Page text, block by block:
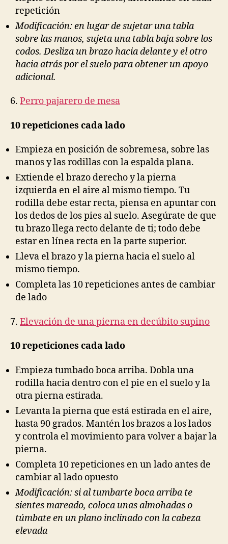
repetición
Modificación: en lugar de sujetar una tabla
sobre las manos, sujeta una tabla baja sobre los
codos. Desliza un brazo hacia delante y el otro
hacia atrás por el suelo para obtener un apoyo
adicional.
6. Perro pajarero de mesa
10 repeticiones cada lado
Empieza en posición de sobremesa, sobre las
manos y las rodillas con la espalda plana.
Extiende el brazo derecho y la pierna
izquierda en el aire al mismo tiempo. Tu
rodilla debe estar recta, piensa en apuntar con
los dedos de los pies al suelo. Asegúrate de que
tu brazo llega recto delante de ti; todo debe
estar en línea recta en la parte superior.
Lleva el brazo y la pierna hacia el suelo al
mismo tiempo.
Completa las 10 repeticiones antes de cambiar
de lado
7. Elevación de una pierna en decúbito supino
10 repeticiones cada lado
Empieza tumbado boca arriba. Dobla una
rodilla hacia dentro con el pie en el suelo y la
otra pierna estirada.
Levanta la pierna que está estirada en el aire,
hasta 90 grados. Mantén los brazos a los lados
y controla el movimiento para volver a bajar la
pierna.
Completa 10 repeticiones en un lado antes de
cambiar al lado opuesto
Modificación: si al tumbarte boca arriba te
sientes mareado, coloca unas almohadas o
túmbate en un plano inclinado con la cabeza
elevada